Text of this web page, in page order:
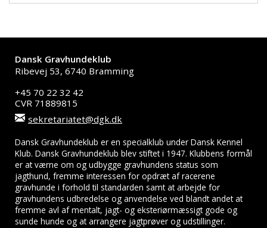
Dansk Gravhundeklub
Ribevej 53, 6740 Bramming
+45 70 22 32 42
CVR 71889815
sekretariatet@dgk.dk
Dansk Gravhundeklub er en specialklub under Dansk Kennel
Klub. Dansk Gravhundeklub blev stiftet i 1947. Klubbens formål
er at værne om og udbygge gravhundens status som
jagthund, fremme interessen for opdræt af racerene
gravhunde i forhold til standarden samt at arbejde for
gravhundens udbredelse og anvendelse ved blandt andet at
fremme avl af mentalt, jagt- og eksteriørmæssigt gode og
sunde hunde og at arrangere jagtprøver og udstillinger.